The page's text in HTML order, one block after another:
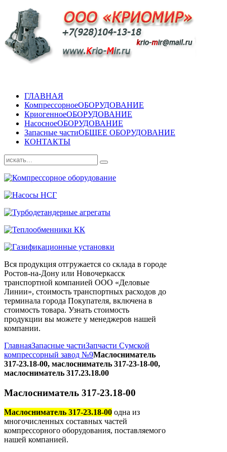
ГЛАВНАЯ
КомпрессорноеОБОРУДОВАНИЕ
КриогенноеОБОРУДОВАНИЕ
НасосноеОБОРУДОВАНИЕ
Запасные частиОБЩЕЕ ОБОРУДОВАНИЕ
КОНТАКТЫ
Вся продукция отгружается со склада в городе
Ростов-на-Дону или Новочеркасск
транспортной компанией ООО «Деловые
Линии», стоимость транспортных расходов до
терминала города Покупателя, включена в
стоимость товара. Узнать стоимость
продукции вы можете у менеджеров нашей
компании.
ГлавнаяЗапасные частиЗапчасти Сумской
компрессорный завод №9Маслосниматель
317-23.18-00, маслосниматель 317-23-18-00,
маслосниматель 317.23.18.00
Маслосниматель 317-23.18-00
Маслосниматель 317-23.18-00 одна из
многочисленных составных частей
компрессорного оборудования, поставляемого
нашей компанией.